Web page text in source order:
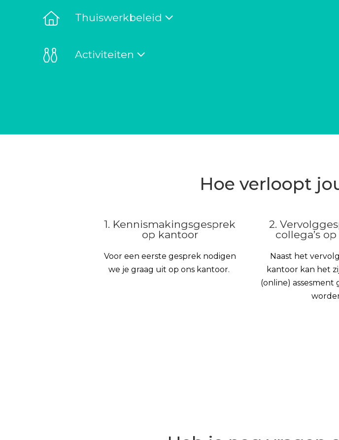
Thuiswerkbeleid
Activiteiten
Hoe verloopt
1. Kennismakingsgesprek
op kantoor
Voor een eerste gesprek nodigen
we je graag uit op ons kantoor.
2.
collega’s
Naast het
kantoor kan het
(online) assesment